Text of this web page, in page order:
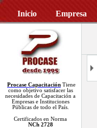
Inicio Empresa
Procase Capacitación Tiene
como objetivo satisfacer las
necesidades de Capacitación a
Empresas e Instituciones
Públicas de todo el País.
Certificados en Norma
NCh 2728